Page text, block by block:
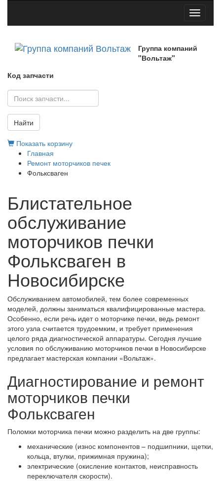
Toggle
Группа компаний
"Вольтаж"
Код запчасти
Найти
Показать корзину
Главная
Ремонт моторчиков печек
Фольксваген
Блистательное
обслуживание
моторчиков печки
Фольксваген в
Новосибирске
Обслуживанием автомобилей, тем более современных
моделей, должны заниматься квалифицированные мастера.
Особенно, если речь идет о моторчике печки, ведь ремонт
этого узла считается трудоемким, и требует применения
целого ряда диагностической аппаратуры. Сегодня лучшие
условия по обслуживанию моторчиков печки в Новосибирске
предлагает мастерская компании «Вольтаж».
Диагностирование и ремонт
моторчиков печки
Фольксваген
Поломки моторчика печки можно разделить на две группы:
механические (износ компонентов – подшипники, щетки,
кольца, втулки, прижимная пружина);
электрические (окисление контактов, неисправность
переключателя скорости).